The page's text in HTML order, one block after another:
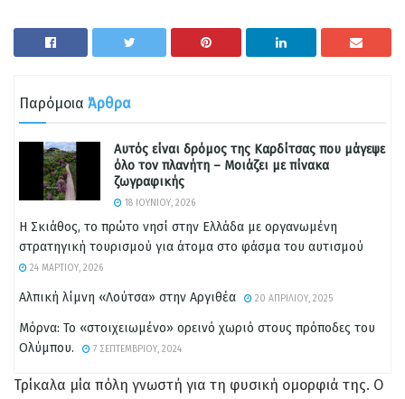
Παρόμοια Άρθρα
Αυτός είναι δρόμος της Καρδίτσας που μάγεψε
όλο τον πλανήτη – Μοιάζει με πίνακα
ζωγραφικής
18 ΙΟΥΝΊΟΥ, 2026
Η Σκιάθος, το πρώτο νησί στην Ελλάδα με οργανωμένη
στρατηγική τουρισμού για άτομα στο φάσμα του αυτισμού
24 ΜΑΡΤΊΟΥ, 2026
Αλπική λίμνη «Λούτσα» στην Αργιθέα 20 ΑΠΡΙΛΊΟΥ, 2025
Μόρνα: Το «στοιχειωμένο» ορεινό χωριό στους πρόποδες του
Ολύμπου.
7 ΣΕΠΤΕΜΒΡΊΟΥ, 2024
Τρίκαλα μία πόλη γνωστή για τη φυσική ομορφιά της. Ο